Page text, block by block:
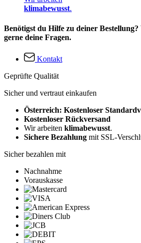
klimabewusst.
Benötigst du Hilfe zu deiner
gerne deine Fragen.
Kontakt
Geprüfte Qualität
Sicher und vertraut einkaufen
Österreich: Kostenloser
Kostenloser Rückversand
Wir arbeiten klimabewusst.
Sichere Bezahlung mit SSL-
Sicher bezahlen mit
Nachnahme
Vorauskasse